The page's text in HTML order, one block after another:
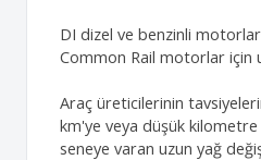
DI dizel ve benzinli
Common Rail motorlar için
Araç üreticilerinin
km'ye veya düşük
seneye varan uzun yağ